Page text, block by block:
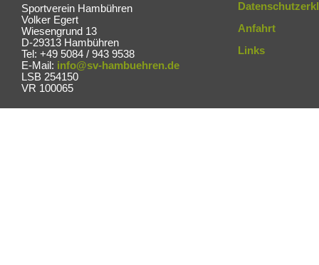
Sportverein Hambühren
Volker Egert
Wiesengrund 13
D-29313 Hambühren
Tel: +49 5084 / 943 9538
E-Mail: info@sv-hambuehren.de
LSB 254150
VR 100065
Anfahrt
Links